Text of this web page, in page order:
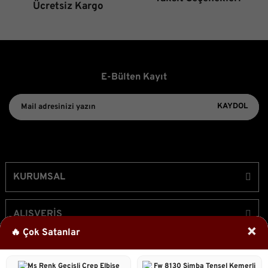
🔥 Çok Satanlar ×
Ücretsiz Kargo
E-Bülten Kayıt
KAYDOL
KURUMSAL
ALIŞVERİŞ
ÜYELİK